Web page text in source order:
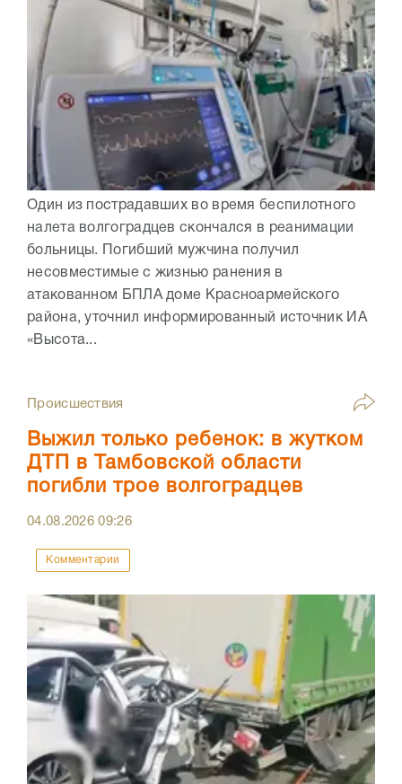
Один из пострадавших во время беспилотного
налета волгоградцев скончался в реанимации
больницы. Погибший мужчина получил
несовместимые с жизнью ранения в
атакованном БПЛА доме Красноармейского
района, уточнил информированный источник ИА
«Высота...
Происшествия
Выжил только ребенок: в жутком
ДТП в Тамбовской области
погибли трое волгоградцев
04.08.202609:26
Комментарии